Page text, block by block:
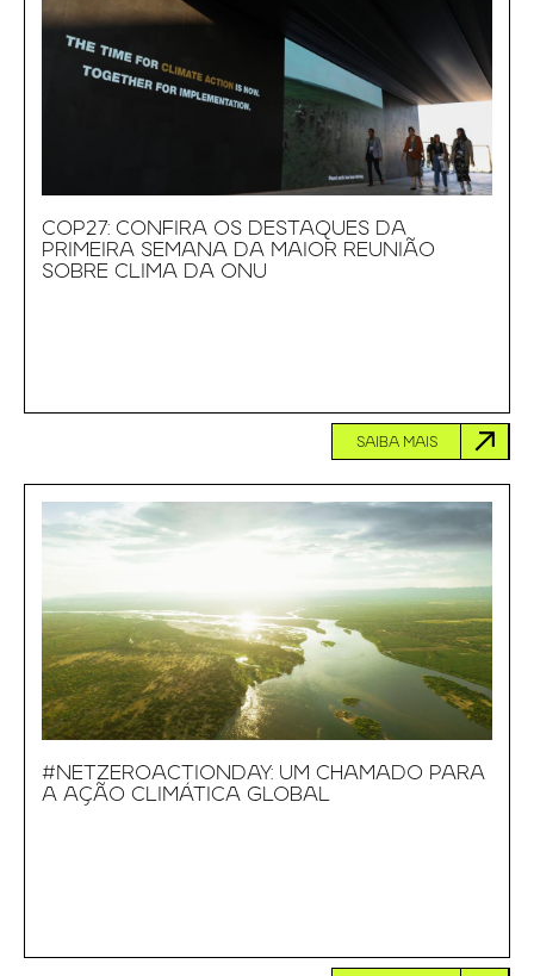
COP27: CONFIRA OS DESTAQUES DA
PRIMEIRA SEMANA DA MAIOR REUNIÃO
SOBRE CLIMA DA ONU
SAIBA MAIS
#NETZEROACTIONDAY: UM CHAMADO PARA
A AÇÃO CLIMÁTICA GLOBAL